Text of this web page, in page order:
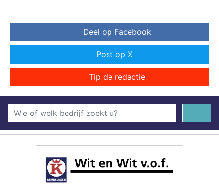
Deel op Facebook
Post op X
Tip de redactie